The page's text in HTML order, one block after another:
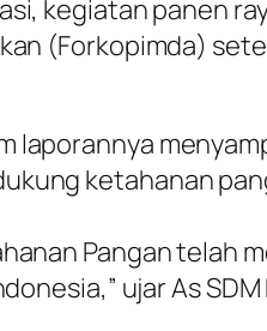
kegiatan panen
(Forkopimda)
laporannya
ketahanan
Pangan telah
ujar As